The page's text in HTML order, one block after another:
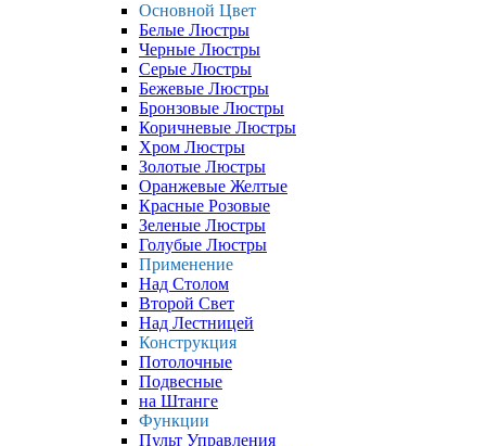
Основной Цвет
Белые Люстры
Черные Люстры
Серые Люстры
Бежевые Люстры
Бронзовые Люстры
Коричневые Люстры
Хром Люстры
Золотые Люстры
Оранжевые Желтые
Красные Розовые
Зеленые Люстры
Голубые Люстры
Применение
Над Столом
Второй Свет
Над Лестницей
Конструкция
Потолочные
Подвесные
на Штанге
Функции
Пульт Управления